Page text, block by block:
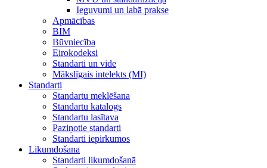
Ieguvumi un labā prakse
Apmācības
BIM
Būvniecība
Eirokodeksi
Standarti un vide
Mākslīgais intelekts (MI)
Standarti
Standartu meklēšana
Standartu katalogs
Standartu lasītava
Paziņotie standarti
Standarti iepirkumos
Likumdošana
Standarti likumdošanā